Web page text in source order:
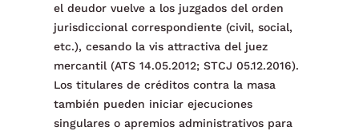
el deudor vuelve a los juzgados del orden
jurisdiccional correspondiente (civil, social,
etc.), cesando la vis attractiva del juez
mercantil (ATS 14.05.2012; STCJ 05.12.2016).
Los titulares de créditos contra la masa
también pueden iniciar ejecuciones
singulares o apremios administrativos para